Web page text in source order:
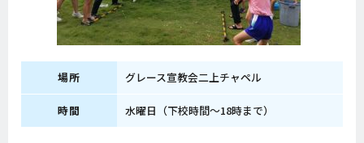
場所 グレース宣教会二上チャペル
時間 水曜日（下校時間～18時まで）